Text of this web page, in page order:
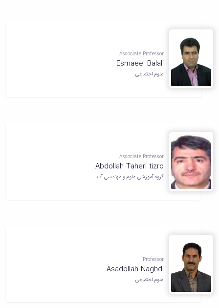
Associate Professor
Esmaeel Balali
علوم اجتماعی
Associate Professor
Abdollah Taheri tizro
گروه آموزشی علوم و مهندسی آب
Professor
Asadollah Naghdi
علوم اجتماعی